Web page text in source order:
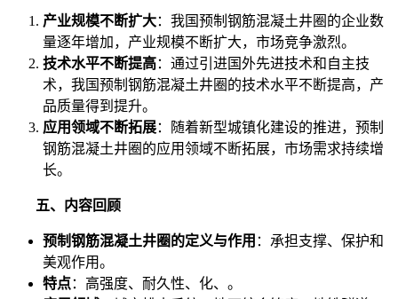
产业规模不断扩大：我国预制钢筋混凝土井圈的企业数
量逐年增加，产业规模不断扩大，市场竞争激烈。
技术水平不断提高：通过引进国外先进技术和自主技
术，我国预制钢筋混凝土井圈的技术水平不断提高，产
品质量得到提升。
应用领域不断拓展：随着新型城镇化建设的推进，预制
钢筋混凝土井圈的应用领域不断拓展，市场需求持续增
长。
五、内容回顾
预制钢筋混凝土井圈的定义与作用 ：承担支撑、保护和
美观作用。
特点：高强度、耐久性、化、。